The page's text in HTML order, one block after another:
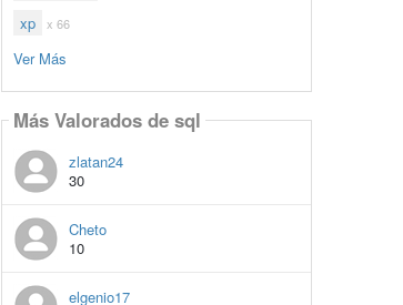
xp x 66
Ver Más
Más Valorados de sql
zlatan24
30
Cheto
10
elgenio17